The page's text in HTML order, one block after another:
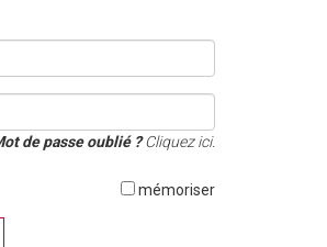
de passe oublié ?Cliquez ici.
mémoriser